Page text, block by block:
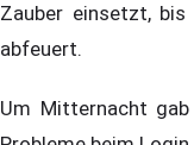
Zauber einsetzt,
abfeuert.
Um Mitternacht